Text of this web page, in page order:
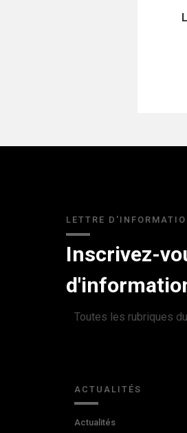
LETTRE
Inscrivez-
Toutes les rubriques
ACTUALITÉS
Actualités